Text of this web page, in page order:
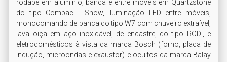
rodapé em alumínio, banca e entre móveis em Quartzstone
do tipo Compac - Snow, iluminação LED entre móveis,
monocomando de banca do tipo W7 com chuveiro extraível,
lava-loiça em aço inoxidável, de encastre, do tipo RODI, e
eletrodomésticos à vista da marca Bosch (forno, placa de
indução, microondas e exaustor) e ocultos da marca Balay